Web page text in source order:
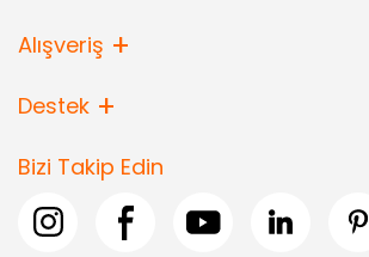
Alışveriş
Destek
Bizi Takip Edin